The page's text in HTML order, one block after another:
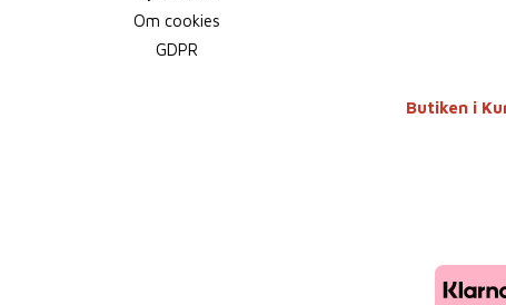
Om cookies
GDPR
Butiken i